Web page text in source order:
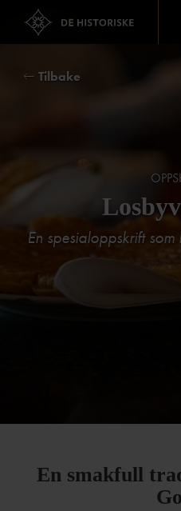
Tilbake
En spesialoppskrift
En smakfull